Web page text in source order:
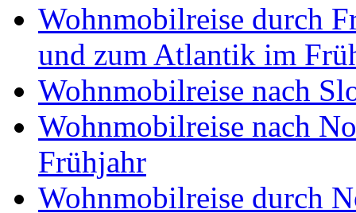
Wohnmobilreise durch
und zum Atlantik im
Wohnmobilreise nach
Wohnmobilreise nach
Frühjahr
Wohnmobilreise durch